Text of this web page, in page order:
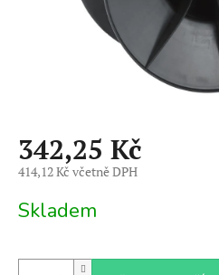
342,25 Kč
414,12 Kč včetně DPH
cena:
Skladem